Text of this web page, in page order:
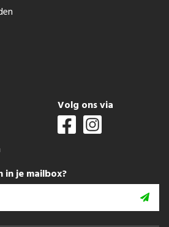
Volg ons via
in je mailbox?